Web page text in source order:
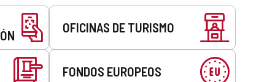
OFICINAS DE TURISMO
FONDOS EUROPEOS